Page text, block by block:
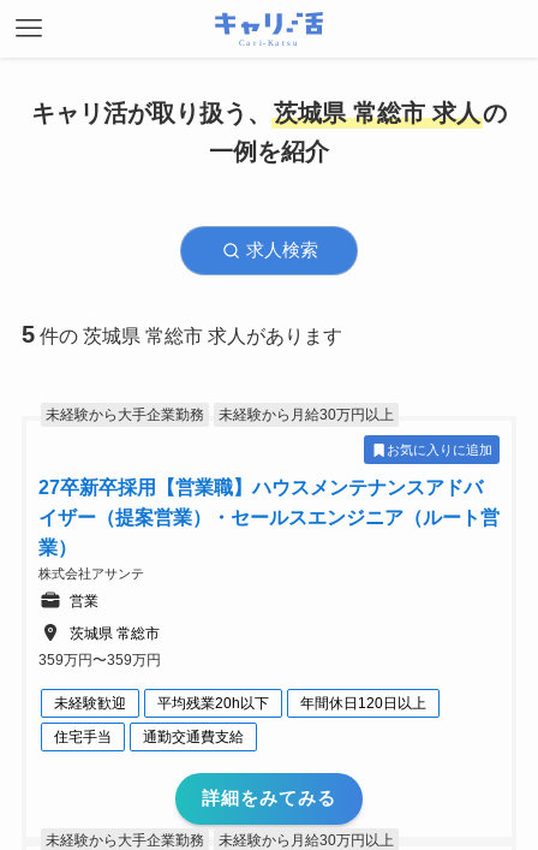
キャリ活が取り扱う、 茨城県 常総市 求人の
一例を紹介
求人検索
5件の 茨城県 常総市 求人があります
未経験から大手企業勤務 未経験から月給30万円以上
お気に入りに追加
27卒新卒採用【営業職】ハウスメンテナンスアドバ
イザー（提案営業）・セールスエンジニア（ルート営
業）
株式会社アサンテ
営業
茨城県 常総市
359万円〜359万円
未経験歓迎 平均残業20h以下
年間休日120日以上
住宅手当
通勤交通費支給
詳細をみてみる
未経験から大手企業勤務 未経験から月給30万円以上